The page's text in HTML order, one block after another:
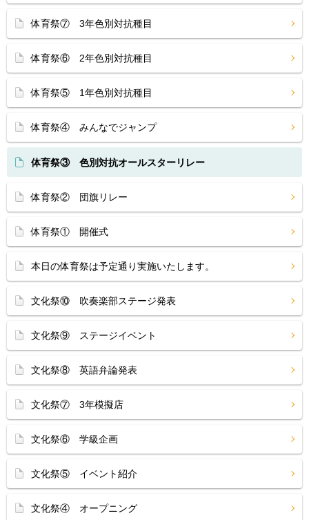
体育祭⑦ 3年色別対抗種目
体育祭⑥ 2年色別対抗種目
体育祭⑤ 1年色別対抗種目
体育祭④ みんなでジャンプ
体育祭③ 色別対抗オールスターリレー
体育祭② 団旗リレー
体育祭① 開催式
本日の体育祭は予定通り実施いたします。
文化祭⑩ 吹奏楽部ステージ発表
文化祭⑨ ステージイベント
文化祭⑧ 英語弁論発表
文化祭⑦ 3年模擬店
文化祭⑥ 学級企画
文化祭⑤ イベント紹介
文化祭④ オープニング